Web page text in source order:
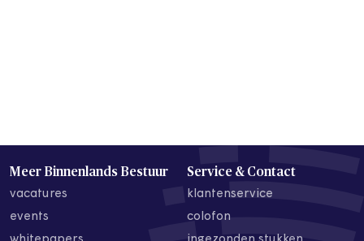
Meer Binnenlands Bestuur
vacatures
events
Service & Contact
klantenservice
colofon